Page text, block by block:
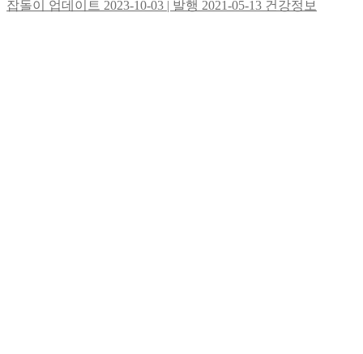
잡돌이 업데이트 2023-10-03 | 발행 2021-05-13 건강정보